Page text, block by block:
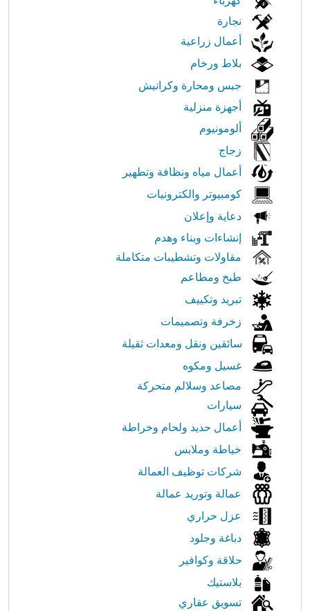
نجارة
أعمال زراعية
بلاط ورخام
جبس ومحارة وكرانيش
أجهزة منزلية
ألومونيوم
زجاج
أعمال مياه ونظافة وتطهير
كومبيوتر والكترونيات
دعاية وإعلان
إنشاءات وبناء وهدم
مقاولات وتشطيبات متكاملة
طبخ ومطاعم
تبريد وتكييف
زخرفة وتصميمات
سائقين ونقل ومعدات ثقيلة
غسيل ومكوه
مصاعد وسلالم متحركة
سيارات
أعمال حديد ولحام وخراطة
خياطة وملابس
شركات توظيف العمالة
عمالة وتوريد عمالة
عزل حراري
دباغة وجلود
حلاقة وكوافير
بلاستيك
تسويق عقاري